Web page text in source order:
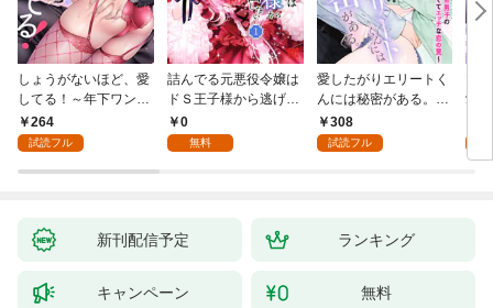
しょうがないほど、愛
してる！～年下ワンコ
秋くんの一途な溺愛暴
走中～1
264
試読フル
詰んでる元悪役令嬢は
ドＳ王子様から逃げ出
したい 【分冊版】 1
0
無料
愛したがりエリートく
んには秘密がある。～
沼系男子の甘くてエッ
チな恋の罠～(1)
308
試読フル
愛
新刊配信予定 ランキング
キャンペーン 無料